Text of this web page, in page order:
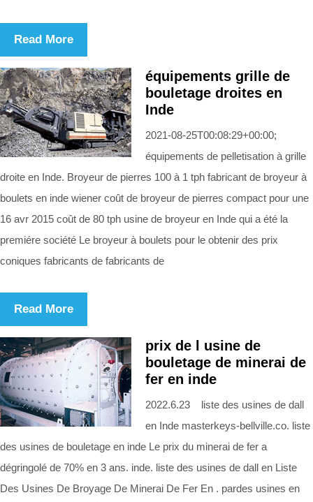
Read More
équipements grille de
bouletage droites en
Inde
2021-08-25T00:08:29+00:00;
équipements de pelletisation à grille
droite en Inde. Broyeur de pierres 100 à 1 tph fabricant de broyeur à
boulets en inde wiener coût de broyeur de pierres compact pour une
16 avr 2015 coût de 80 tph usine de broyeur en Inde qui a été la
premiére société Le broyeur à boulets pour le obtenir des prix
coniques fabricants de fabricants de
Read More
prix de l usine de
bouletage de minerai de
fer en inde
2022.6.23 liste des usines de dall
en Inde masterkeys-bellville.co. liste
des usines de bouletage en inde Le prix du minerai de fer a
dégringolé de 70% en 3 ans. inde. liste des usines de dall en Liste
Des Usines De Broyage De Minerai De Fer En . pardes usines en